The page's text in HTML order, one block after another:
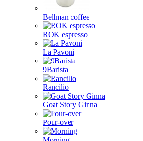
Bellman coffee
ROK espresso
La Pavoni
9Barista
Rancilio
Goat Story Ginna
Pour-over